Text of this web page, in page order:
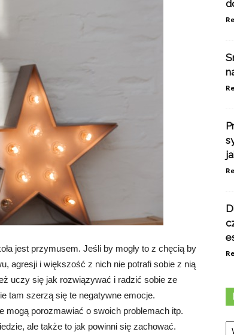
jest przymusem. Jeśli by mogły to z chęcią by
agresji i większość z nich nie potrafi sobie z nią
uczy się jak rozwiązywać i radzić sobie ze
tam szerzą się te negatywne emocje.
porozmawiać o swoich problemach itp.
ale także to jak powinni się zachować.